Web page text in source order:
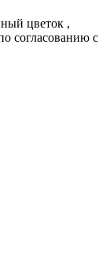
цветок ,
согласованию с